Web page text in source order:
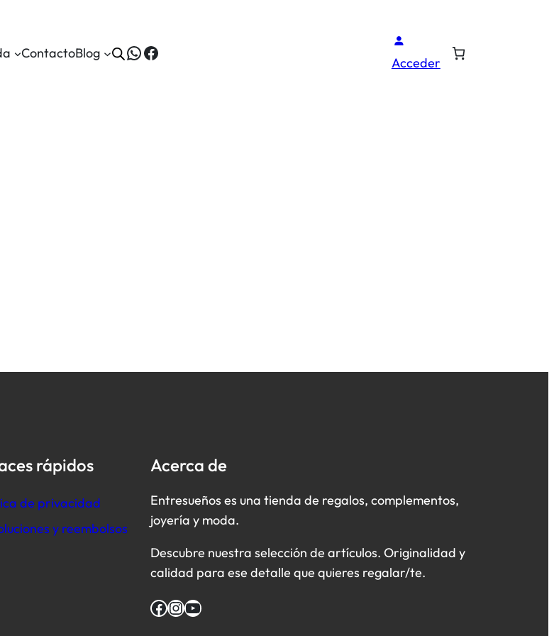
ContactoBlog WhatsApp
Facebook Acceder
rápidos
de privacidad
y reembolsos
Acerca de
Entresueños es una tienda de regalos, complementos,
joyería y moda.
Descubre nuestra selección de artículos. Originalidad y
calidad para ese detalle que quieres regalar/te.
Facebook InstagramYouTube